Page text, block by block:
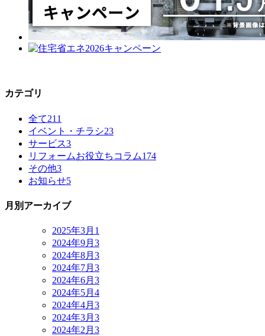
カテゴリ
全て211
イベント・チラシ23
サービス3
リフォームお役立ちコラム174
その他3
お知らせ5
月別アーカイブ
2025年3月 1
2024年9月 3
2024年8月 3
2024年7月 3
2024年6月 3
2024年5月 4
2024年4月 3
2024年3月 3
2024年2月 3